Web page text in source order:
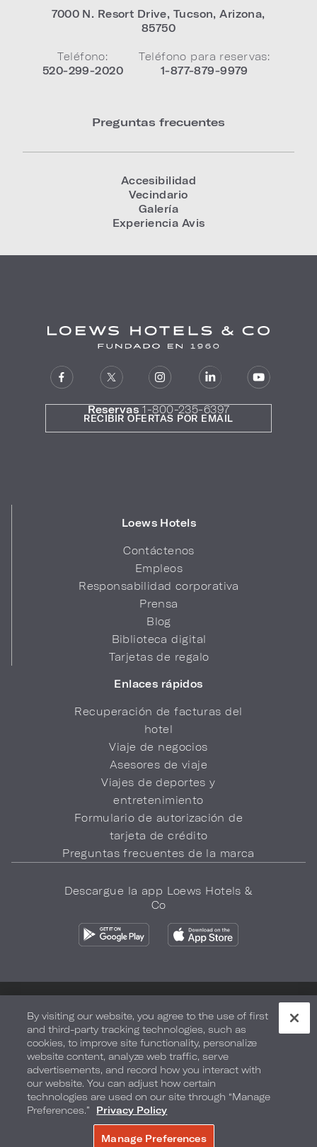
7000 N. Resort Drive, Tucson,Arizona,
85750
Teléfono:
520-299-2020
Teléfono para reservas:
1-877-879-9979
Preguntas frecuentes
Accesibilidad
Vecindario
Galería
Experiencia Avis
Reservas 1-800-235-6397
Loews Hotels
Contáctenos
Empleos
Responsabilidad corporativa
Prensa
Blog
Biblioteca digital
Tarjetas de regalo
Enlaces rápidos
Recuperación de facturas del
hotel
Viaje de negocios
Asesores de viaje
Viajes de deportes y
entretenimiento
Formulario de autorización de
tarjeta de crédito
Preguntas frecuentes de la marca
RECIBIR OFERTAS POR EMAIL
Descargue la app Loews Hotels &
Co
Seguridad y bienestar Términos de Uso Accesibilidad
Mapa del sitio Sus opciones de privacidad
DERECHOS DE AUTOR 2026.LOEWS HOTELS & CO
By visiting our website, you agree to the use of first
and third-party tracking technologies, such as
cookies, to improve site functionality, personalize
website content, analyze web traffic, serve
advertisements, and record how you interact with
our website. You can adjust how certain
technologies are used on our site through “Manage
Preferences.”
Privacy Policy
Manage Preferences
RESERVE AHORA